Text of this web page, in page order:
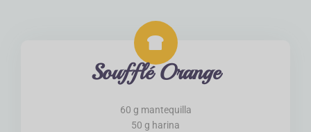
Soufflé Orange
60 g mantequilla
50 g harina